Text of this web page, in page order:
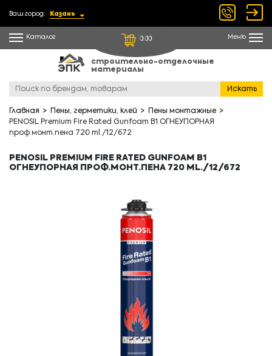
Ваш город: Казань
Каталог 0.00 Меню
строительно-отделочные
материалы
Искать
Главная Пены, герметики, клей
Пены монтажные
PENOSIL Premium Fire Rated Gunfoam B1 ОГНЕУПОРНАЯ
проф.монт.пена 720 ml./12/672
PENOSIL PREMIUM FIRE RATED GUNFOAM B1
ОГНЕУПОРНАЯ ПРОФ.МОНТ.ПЕНА 720 ML./12/672